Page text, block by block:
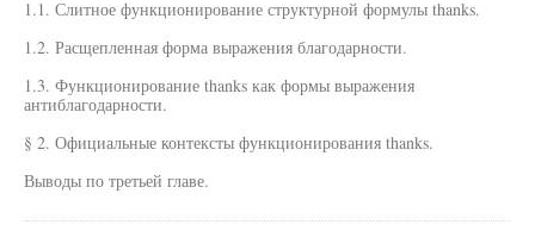
1.1. Слитное функционирование структурной формулы thanks.
1.2. Расщепленная форма выражения благодарности.
1.3. Функционирование thanks как формы выражения
антиблагодарности.
§ 2. Официальные контексты функционирования thanks.
Выводы по третьей главе.